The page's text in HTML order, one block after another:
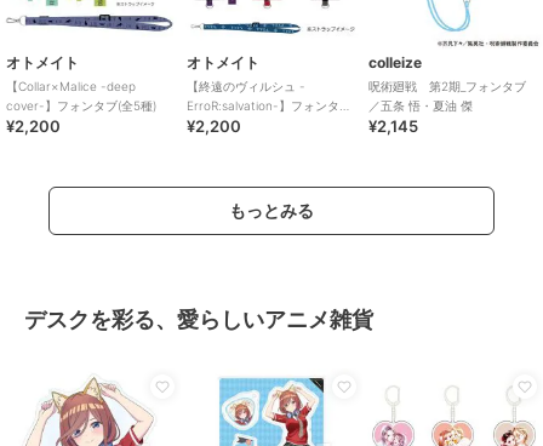
オトメイト
【Collar×Malice -deep
cover-】フォンタブ(全5種)
¥2,200
オトメイト
【終遠のヴィルシュ -
ErroR:salvation-】フォンタブ
(全6種)
¥2,200
colleize
呪術廻戦 第2期_フォンタブ
／五条 悟・夏油 傑
¥2,145
もっとみる
デスクを彩る、愛らしいアニメ雑貨